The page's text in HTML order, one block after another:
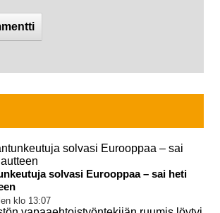
solvasi Eurooppaa – sai heti
klo 13:07